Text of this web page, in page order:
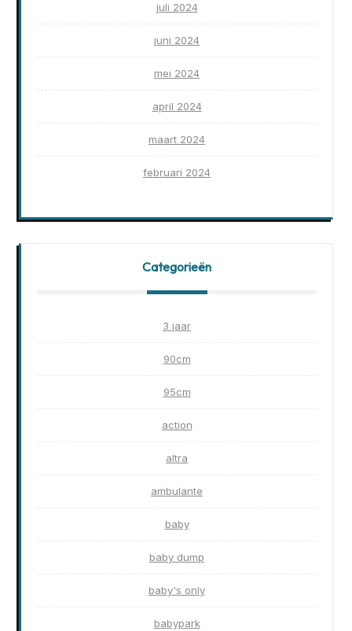
juli 2024
juni 2024
mei 2024
april 2024
maart 2024
februari 2024
Categorieën
3 jaar
90cm
95cm
action
altra
ambulante
baby
baby dump
baby's only
babypark